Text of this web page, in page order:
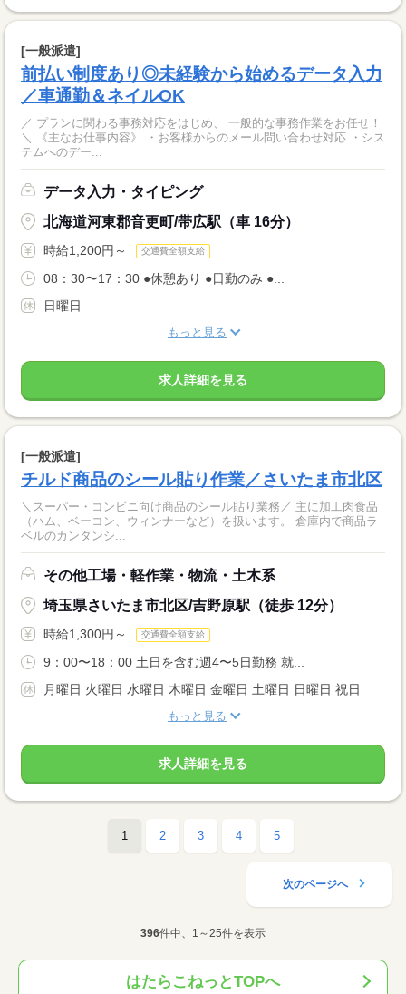
[一般派遣]
前払い制度あり◎未経験から始めるデータ入力
／車通勤＆ネイルOK
／ プランに関わる事務対応をはじめ、 一般的な事務作業をお任せ！
＼ 《主なお仕事内容》 ・お客様からのメール問い合わせ対応 ・シス
テムへのデー...
データ入力・タイピング
北海道河東郡音更町/帯広駅（車 16分）
時給1,200円～ 交通費全額支給
08：30〜17：30 ●休憩あり ●日勤のみ ●...
日曜日
もっと見る
求人詳細を見る
[一般派遣]
チルド商品のシール貼り作業／さいたま市北区
＼スーパー・コンビニ向け商品のシール貼り業務／ 主に加工肉食品
（ハム、ベーコン、ウィンナーなど）を扱います。 倉庫内で商品ラ
ベルのカンタンシ...
その他工場・軽作業・物流・土木系
埼玉県さいたま市北区/吉野原駅（徒歩 12分）
時給1,300円～ 交通費全額支給
9：00〜18：00 土日を含む週4〜5日勤務 就...
月曜日 火曜日 水曜日 木曜日 金曜日 土曜日 日曜日 祝日
もっと見る
求人詳細を見る
1 2 3 4 5
次のページへ
396件中、1～25件を表示
はたらこねっとTOPへ